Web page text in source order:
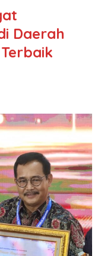
Daerah